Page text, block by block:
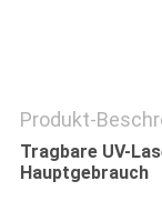
Produkt-
Tragbare UV-
Hauptgebrauch